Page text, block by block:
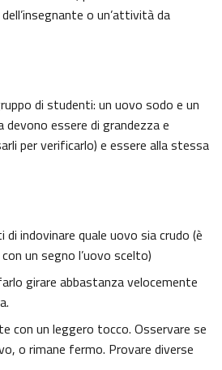
o un’attività da
di studenti: un uovo sodo e un
devono essere di grandezza e
per verificarlo) e essere alla stessa
di indovinare quale uovo sia crudo (è
un segno l’uovo scelto)
girare abbastanza velocemente
con un leggero tocco. Osservare se
o rimane fermo. Provare diverse